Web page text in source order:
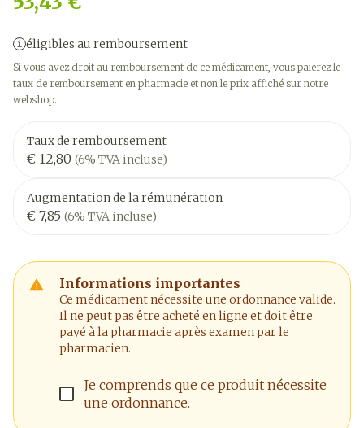
éligibles au remboursement
Si vous avez droit au remboursement de ce médicament, vous paierez le
taux de remboursement en pharmacie et non le prix affiché sur notre
webshop.
Taux de remboursement
€ 12,80 (6% TVA incluse)
Augmentation de la rémunération
€ 7,85 (6% TVA incluse)
Informations importantes
Ce médicament nécessite une ordonnance valide.
Il ne peut pas être acheté en ligne et doit être
payé à la pharmacie après examen par le
pharmacien.
Je comprends que ce produit nécessite
une ordonnance.